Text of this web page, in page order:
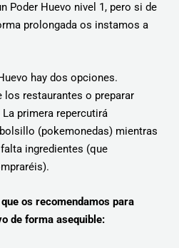
Poder Huevo nivel 1, pero si de
prolongada os instamos a
hay dos opciones.
los restaurantes o preparar
primera repercutirá
(pokemonedas) mientras
ingredientes (que
os recomendamos para
de forma asequible: